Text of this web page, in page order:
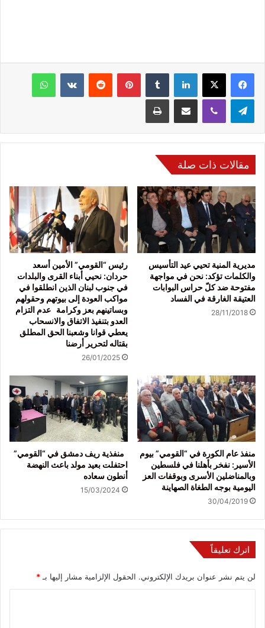
فيسبوك لينكدإن بينتيريست
مقالات ذات صلة
مديرية المنية تحيي عيد التأسيس
والكلمات تؤكد: نحن في مواجهة
مفتوحة ضد كلّ حراس البوابات
العتيقة الغارقة في الفساد
28/11/2018
رئيس “القومي” الأمين أسعد
حردان: نحيي أبناء القرى والبلدات
في جنوب لبنان الذين انطلقوا في
مواكب العودة إلى بيوتهم وحقولهم
وبساتينهم بعز وكرامة عدم التزام
العدو بتنفيذ الاتفاق والانسحاب
يعطي قوانا وشعبنا الحق المطلق
بقتاله لتحرير أرضنا
26/01/2025
منفذ عام الكورة في “القومي” بيوم
الأسير: نفخر بأهلنا في فلسطين
وبالمناضلين الأسرى وبوقفات العز
اليومية بوجه الطغاة الصهاينة
30/04/2019
منفذية ريف دمشق في “القومي”
احتفلت بعيد مولد باعث النهضة
أنطون سعاده
15/03/2024
اترك تعليقاً
لن يتم نشر عنوان بريدك الإلكتروني. الحقول الإلزامية مشار إليها بـ*